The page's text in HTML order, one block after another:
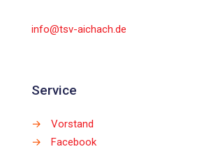
info@tsv-aichach.de
Service
→
Vorstand
→
Facebook